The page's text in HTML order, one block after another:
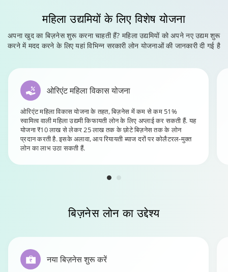
महिला उद्यमियोंके लिए विशेष योजना
अपना खुद का बिज़नेस शुरू करना चाहती हैं? महिला उद्यमियों को अपने नए उद्यम शुरू
करने में मदद करने के लिए यहां विभिन्न सरकारी लोन योजनाओं की जानकारी दी गई है
ओरिएंट महिला विकास योजना
ओरिएंट महिला विकास योजना के तहत, बिज़नेस में कम से कम 51%
स्वामित्व वाली महिला उद्यमी किफायती लोन के लिए अप्लाई कर सकती हैं. यह
योजना ₹10 लाख से लेकर 25 लाख तक के छोटे बिज़नेस तक के लोन
प्रदान करती है. इसके अलावा, आप रियायती ब्याज दरों पर कोलैटरल-मुक्त
लोन का लाभ उठा सकती हैं.
बिज़नेस लोन का उद्देश्य
नया बिज़नेस शुरू करें